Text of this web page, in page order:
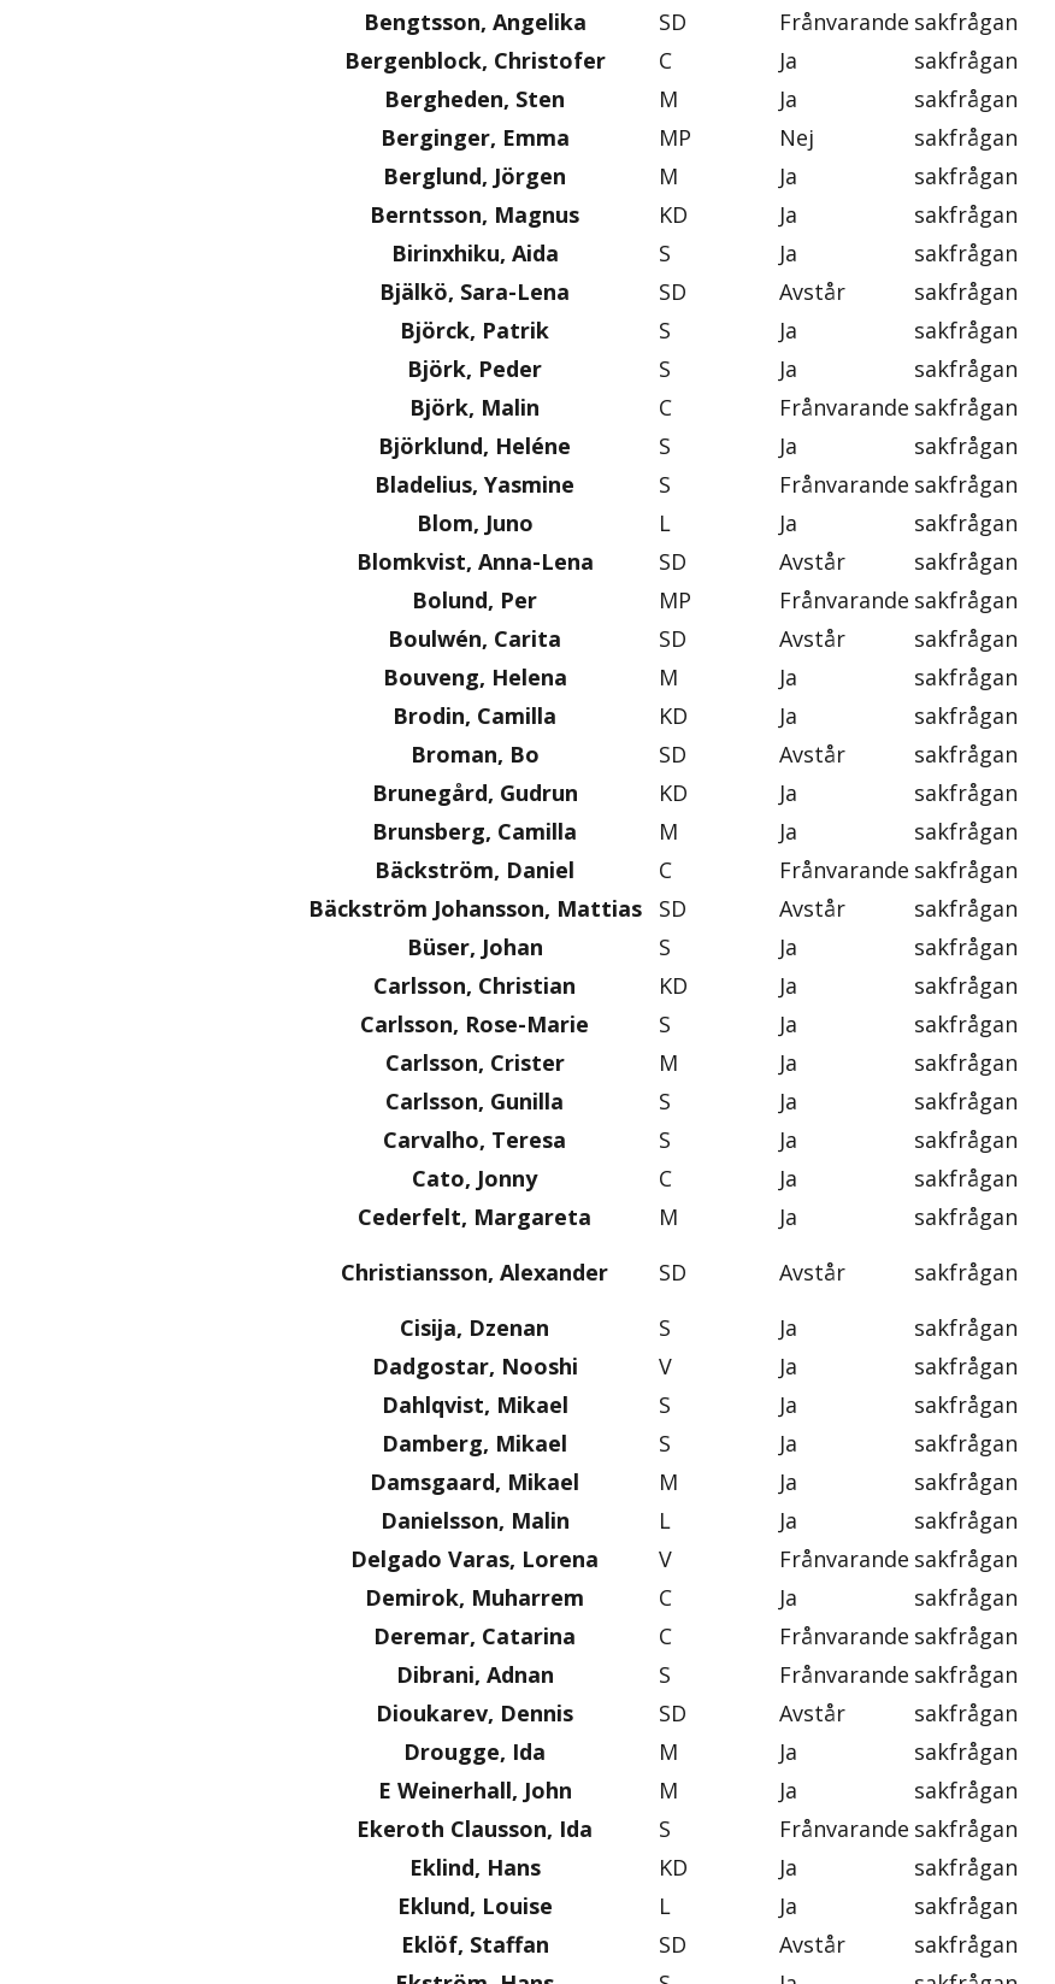
Bengtsson, Angelika
SD Frånvarande sakfrågan
Bergenblock, Christofer
C Ja sakfrågan
Bergheden, Sten
M Ja sakfrågan
Berginger, Emma
MP Nej sakfrågan
Berglund, Jörgen
M Ja sakfrågan
Berntsson, Magnus
KD Ja sakfrågan
Birinxhiku, Aida
S Ja sakfrågan
Bjälkö, Sara-Lena
SD Avstår sakfrågan
Björck, Patrik
S Ja sakfrågan
Björk, Peder
S Ja sakfrågan
Björk, Malin
C Frånvarande sakfrågan
Björklund, Heléne
S Ja sakfrågan
Bladelius, Yasmine
S Frånvarande sakfrågan
Blom, Juno
L Ja sakfrågan
Blomkvist, Anna-Lena
SD Avstår sakfrågan
Bolund, Per
MP Frånvarande sakfrågan
Boulwén, Carita
SD Avstår sakfrågan
Bouveng, Helena
M Ja sakfrågan
Brodin, Camilla
KD Ja sakfrågan
Broman, Bo
SD Avstår sakfrågan
Brunegård, Gudrun
KD Ja sakfrågan
Brunsberg, Camilla
M Ja sakfrågan
Bäckström, Daniel
C Frånvarande sakfrågan
Bäckström Johansson, Mattias
SD Avstår sakfrågan
Büser, Johan
S Ja sakfrågan
Carlsson, Christian
KD Ja sakfrågan
Carlsson, Rose-Marie
S Ja sakfrågan
Carlsson, Crister
M Ja sakfrågan
Carlsson, Gunilla
S Ja sakfrågan
Carvalho, Teresa
S Ja sakfrågan
Cato, Jonny
C Ja sakfrågan
Cederfelt, Margareta
M Ja sakfrågan
Christiansson, Alexander
SD Avstår sakfrågan
Cisija, Dzenan
S Ja sakfrågan
Dadgostar, Nooshi
V Ja sakfrågan
Dahlqvist, Mikael
S Ja sakfrågan
Damberg, Mikael
S Ja sakfrågan
Damsgaard, Mikael
M Ja sakfrågan
Danielsson, Malin
L Ja sakfrågan
Delgado Varas, Lorena
V Frånvarande sakfrågan
Demirok, Muharrem
C Ja sakfrågan
Deremar, Catarina
C Frånvarande sakfrågan
Dibrani, Adnan
S Frånvarande sakfrågan
Dioukarev, Dennis
SD Avstår sakfrågan
Drougge, Ida
M Ja sakfrågan
E Weinerhall, John
M Ja sakfrågan
Ekeroth Clausson, Ida
S Frånvarande sakfrågan
Eklind, Hans
KD Ja sakfrågan
Eklund, Louise
L Ja sakfrågan
Eklöf, Staffan
SD Avstår sakfrågan